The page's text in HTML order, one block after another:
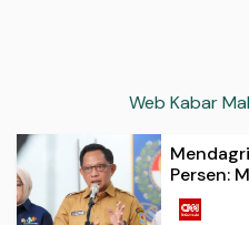
Web Kabar
Persen: